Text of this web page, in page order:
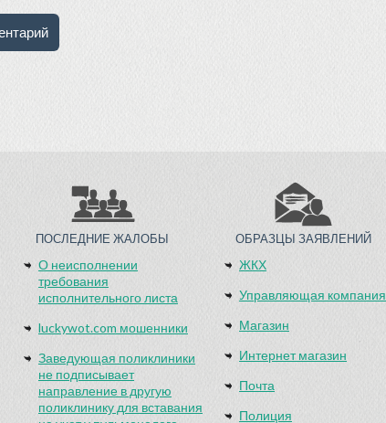
ПОСЛЕДНИЕ ЖАЛОБЫ
О неисполнении
требования
исполнительного листа
luckywot.com мошенники
Заведующая поликлиники
не подписывает
направление в другую
поликлинику для вставания
ОБРАЗЦЫ ЗАЯВЛЕНИЙ
ЖКХ
Управляющая компания
Магазин
Интернет магазин
Почта
Полиция